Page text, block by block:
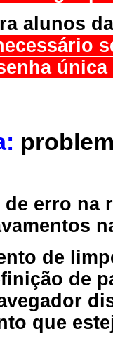
alunos
erro
de
de
que